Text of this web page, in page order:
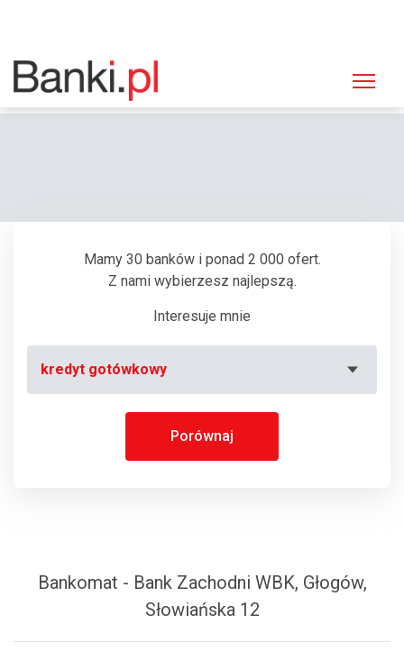
Strona główna
Bankomat Bank Zachodni WBK, Głogów, Słowiańska 12
Mamy 30 banków i ponad 2 000 ofert.
Z nami wybierzesz najlepszą.
Interesuje mnie
kredyt gotówkowy
Porównaj
Bankomat - Bank Zachodni WBK, Głogów,
Słowiańska 12